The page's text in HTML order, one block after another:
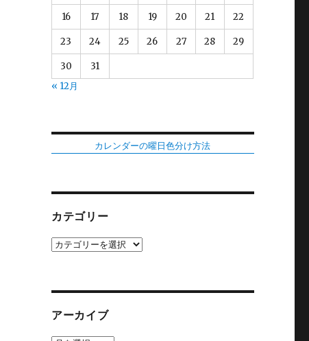
16 17 18 19 20 21 22
23 24 25 26 27 28 29
30
31
« 12月
カレンダーの曜日色分け方法
カテゴリー
カ
アーカイブ